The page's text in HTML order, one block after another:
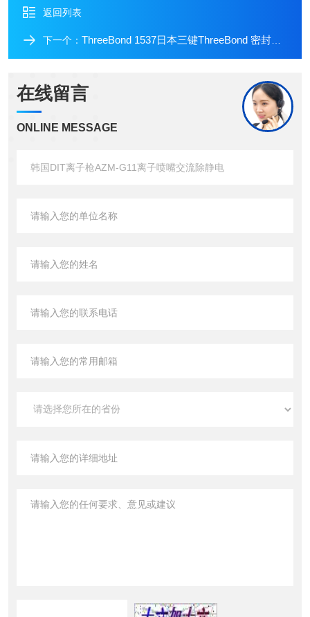
返回列表
下一个： ThreeBond 1537日本三键ThreeBond 密封胶 1537
在线留言
ONLINE MESSAGE